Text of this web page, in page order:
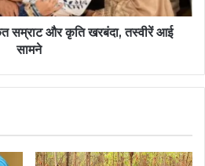
सम्राट और कृति खरबंदा, तस्वीरें आई
सामने